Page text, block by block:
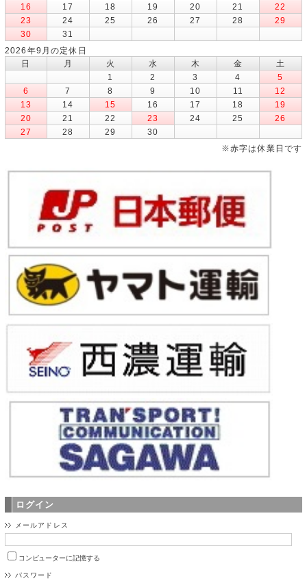
16
17 18 19 20 21
22
23
24 25 26 27 28
29
30
31
2026年9月の定休日
日
月 火 水 木 金
土
1
2 3 4
5
6
7 8 9 10 11
12
13
14 15 16 17 18
19
20
21 22 23 24 25
26
27
28 29
30
※赤字は休業日です
ログイン
メールアドレス
コンピューターに記憶する
パスワード